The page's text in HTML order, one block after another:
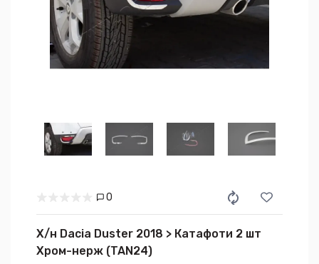
0
Х/н Dacia Duster 2018 > Катафоти 2 шт
Хром-нерж (TAN24)